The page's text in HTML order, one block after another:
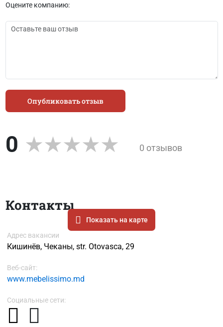
Оцените компанию:
Опубликовать отзыв
0 0 отзывов
Контакты
Показать на карте
Адрес вакансии
Кишинёв, Чеканы, str. Otovasca, 29
Веб-сайт:
www.mebelissimo.md
Социальные сети: